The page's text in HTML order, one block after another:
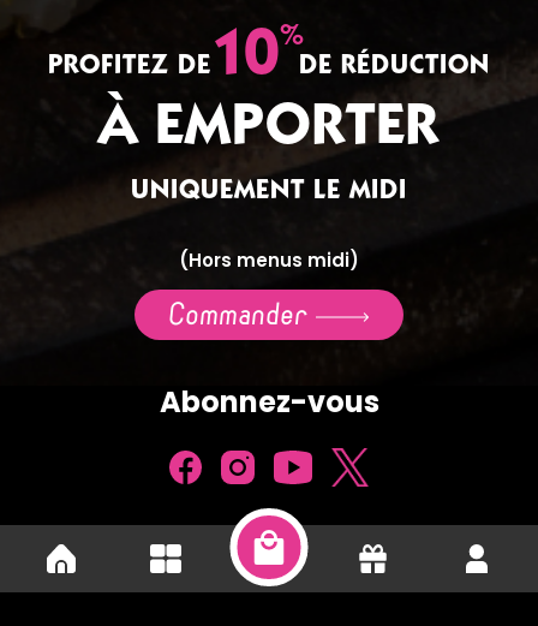
PROFITEZ DE10%
DE RÉDUCTION
À EMPORTER
UNIQUEMENT LE MIDI
(Hors menus midi)
Commander
Abonnez-vous